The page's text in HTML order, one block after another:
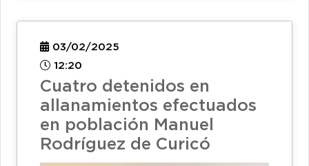
03/02/2025
12:20
Cuatro detenidos en
allanamientos efectuados
en población Manuel
Rodríguez de Curicó